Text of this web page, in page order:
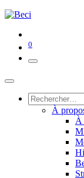
0
À
À